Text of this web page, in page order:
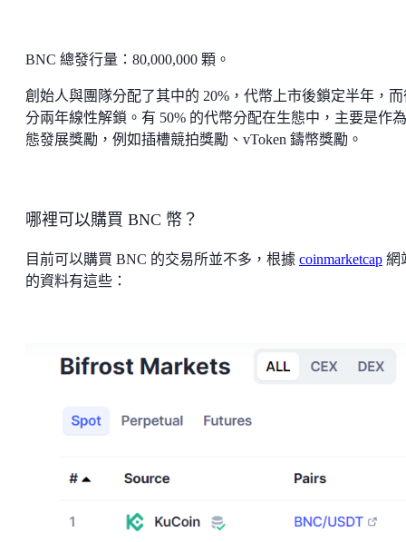
BNC 總發行量：80,000,000 顆。
創始人與團隊分配了其中的 20%，代幣上市後鎖定半年，而
分兩年線性解鎖。有 50% 的代幣分配在生態中，主要是作
態發展獎勵，例如插槽競拍獎勵、vToken 鑄幣獎勵。
哪裡可以購買 BNC 幣？
目前可以購買 BNC 的交易所並不多，根據 coinmarketcap 網
的資料有這些：